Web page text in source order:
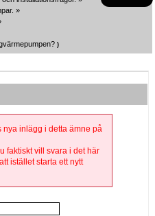
»
)
nya inlägg i detta ämne på
faktiskt vill svara i det här
istället starta ett nytt